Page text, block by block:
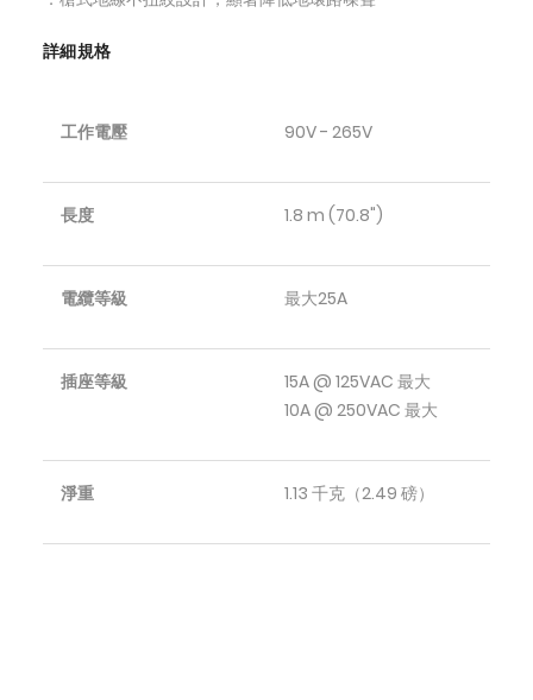
詳細規格
工作電壓 90V - 265V
長度 1.8 m (70.8")
電纜等級 最大25A
插座等級
15A @ 125VAC 最大
10A @ 250VAC 最大
淨重 1.13 千克（2.49 磅）